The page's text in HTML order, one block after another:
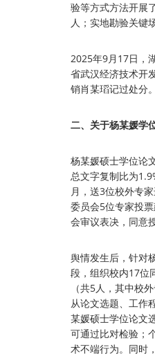
验等方式方法开展
人；实地勘验关键
2025年9月17日，
省武汉经济技术开
销肖某瑫记过处分。
二、关于杨某媛学
杨某媛硕士学位论
总文字复制比为
月，送3位校外专
委员会5位专家投
会审议表决，同意
舆情发生后，针对
段，组织校内17位
（共5人，其中校
从论文选题、工作
某媛硕士学位论文
可通过比对检验；
术不端行为。同时